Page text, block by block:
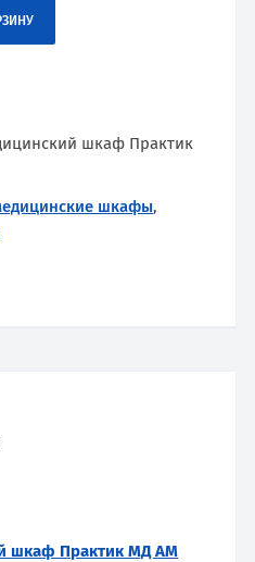
шкаф Практик
шкафы,
шкаф Практик МД АМ